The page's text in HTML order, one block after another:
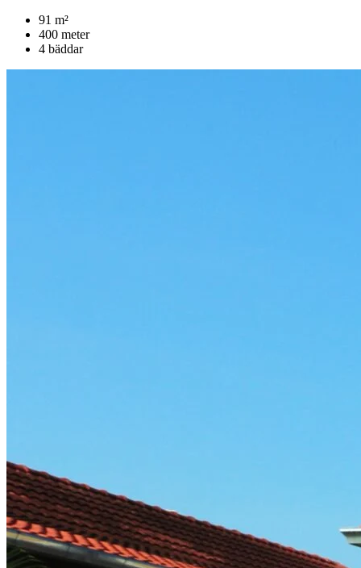
91 m²
400 meter
4 bäddar